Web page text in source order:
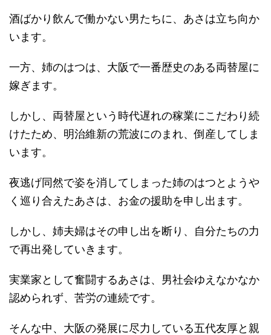
酒ばかり飲んで働かない男たちに、あさは立ち向か
います。
一方、姉のはつは、大阪で一番歴史のある両替屋に
嫁ぎます。
しかし、両替屋という時代遅れの稼業にこだわり続
けたため、明治維新の荒波にのまれ、倒産してしま
います。
夜逃げ同然で姿を消してしまった姉のはつとようや
く巡り合えたあさは、お金の援助を申し出ます。
しかし、姉夫婦はその申し出を断り、自分たちの力
で再出発していきます。
実業家として奮闘するあさは、男社会ゆえなかなか
認められず、苦労の連続です。
そんな中、大阪の発展に尽力している五代友厚と親